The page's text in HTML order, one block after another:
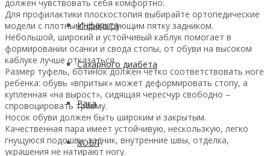
Инфаркта
Сахарного диабета
Рака
ХОБЛ
должен чувствовать себя комфортно.
Для профилактики плоскостопия выбирайте ортопедические
модели с плотным, фиксирующим пятку задником.
Небольшой, широкий и устойчивый каблук помогает в
формировании осанки и свода стопы, от обуви на высоком
каблуке лучше отказаться.
Размер туфель, ботинок должен четко соответствовать ноге
ребенка: обувь «впритык» может деформировать стопу, а
купленная «на вырост», сидящая чересчур свободно –
спровоцировать травму.
Носок обуви должен быть широким и закрытым.
Качественная пара имеет устойчивую, нескользкую, легко
гнущуюся подошву, задник, внутренние швы, отделка,
украшения не натирают ногу.